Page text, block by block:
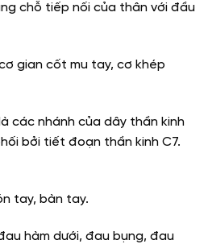
chỗ tiếp nối của thân với đầu
gian cốt mu tay, cơ khép
các nhánh của dây thần kinh
bởi tiết đoạn thần kinh C7.
tay, bàn tay.
hàm dưới, đau bụng, đau